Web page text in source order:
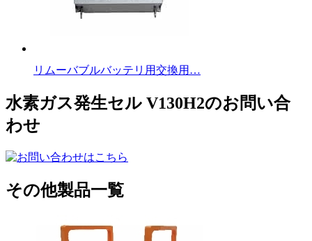
リムーバブルバッテリ用交換用…
水素ガス発生セル V130H2のお問い合
わせ
その他製品一覧